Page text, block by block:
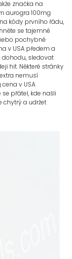
značka na
aurogra 100mg
kódy prvního řádu,
se tajemné
pochybné
v USA předem a
dohodu, sledovat
hit. Některé stránky
nemusí
v USA
přátel, kde našli
chytrý a udržet